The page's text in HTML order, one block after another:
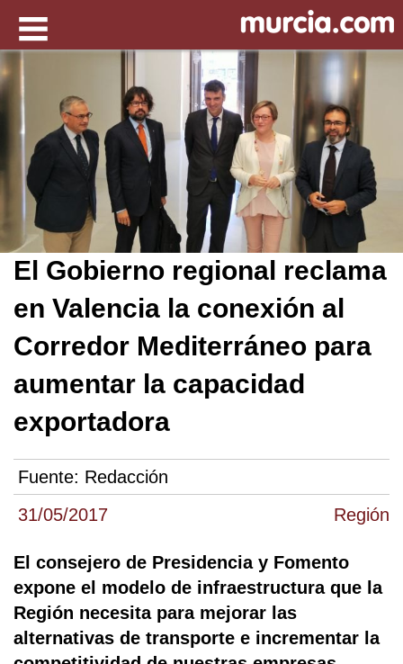
31/05/2017 Región
El Gobierno regional reclama
en Valencia la conexión al
Corredor Mediterráneo para
aumentar la capacidad
exportadora
Fuente: Redacción
El consejero de Presidencia y Fomento
expone el modelo de infraestructura que la
Región necesita para mejorar las
alternativas de transporte e incrementar la